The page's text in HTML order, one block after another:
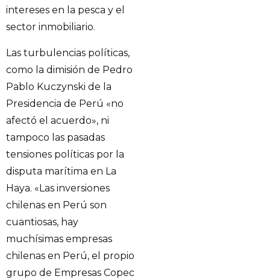
intereses en la pesca y el
sector inmobiliario.
Las turbulencias políticas,
como la dimisión de Pedro
Pablo Kuczynski de la
Presidencia de Perú «no
afectó el acuerdo», ni
tampoco las pasadas
tensiones políticas por la
disputa marítima en La
Haya. «Las inversiones
chilenas en Perú son
cuantiosas, hay
muchísimas empresas
chilenas en Perú, el propio
grupo de Empresas Copec